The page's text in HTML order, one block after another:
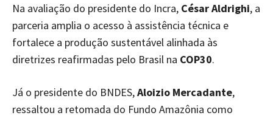
Na avaliação do presidente do Incra, César Aldrighi, a
parceria amplia o acesso à assistência técnica e
fortalece a produção sustentável alinhada às
diretrizes reafirmadas pelo Brasil na COP30.
Já o presidente do BNDES,Aloizio Mercadante,
ressaltou a retomada do Fundo Amazônia como